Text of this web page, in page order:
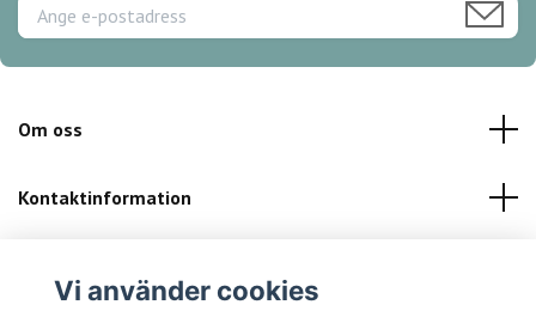
Om oss
Kontaktinformation
Vi använder cookies